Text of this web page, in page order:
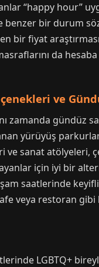
“happy hour”
benzer bir durum
bir fiyat
da
ve
zamanda
yürüyüş
ve sanat
için iyi bir
saatlerinde
veya restoran
LGBTQ+